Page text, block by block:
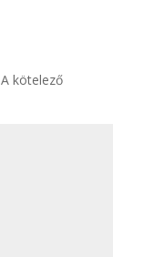
A kötelező